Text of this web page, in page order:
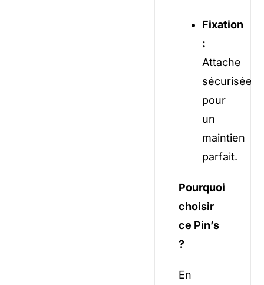
Fixation
:
Attache
sécurisée
pour
un
maintien
parfait.
Pourquoi
choisir
ce Pin’s
?
En